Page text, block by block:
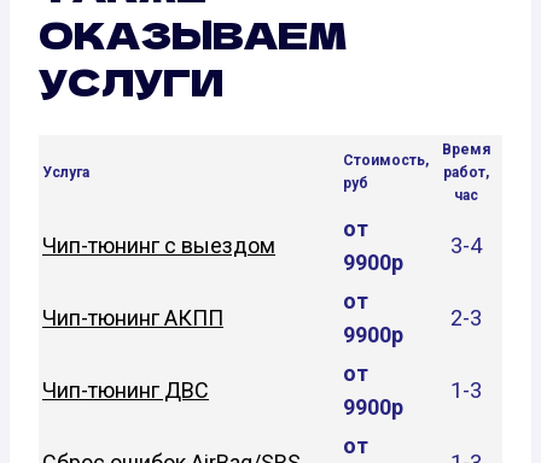
ОКАЗЫВАЕМ
УСЛУГИ
Услуга
Стоимость,
руб
Время
работ,
час
Чип-тюнинг с выездом
от
9900р
3-4
Чип-тюнинг АКПП
от
9900р
2-3
Чип-тюнинг ДВС
от
9900р
1-3
от